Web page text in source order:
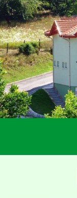
Previous